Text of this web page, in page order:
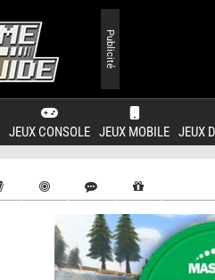
JEUX CONSOLE JEUX MOBILE JEUX
Publicité